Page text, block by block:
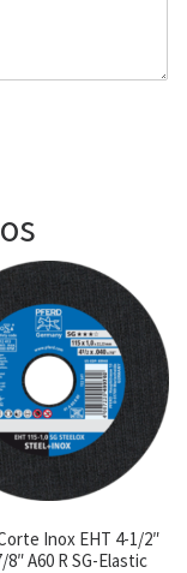
Inox EHT 4-1/2″
8″ A60 R SG-Elastic